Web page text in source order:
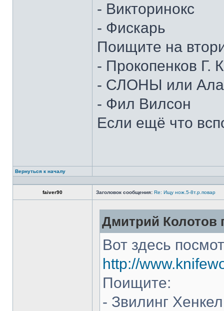
- Викторинокс
- Фискарь
Поищите на
- Прокопенков Г.
- СЛОНЫ или
- Фил Вилсон
Если ещё что
Вернуться к началу
faiver90 Заголовок сообщения: Re: Ищу нож.5-8т.р.повар
Дмитрий Колотов
Вот здесь
http://
Поищите:
- Звилинг